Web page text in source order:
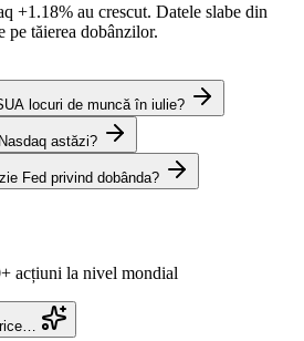
+1.18% au crescut. Datele slabe din
pe tăierea dobânzilor.
locuri de muncă în iulie?
astăzi?
Fed privind dobânda?
acțiuni la nivel mondial